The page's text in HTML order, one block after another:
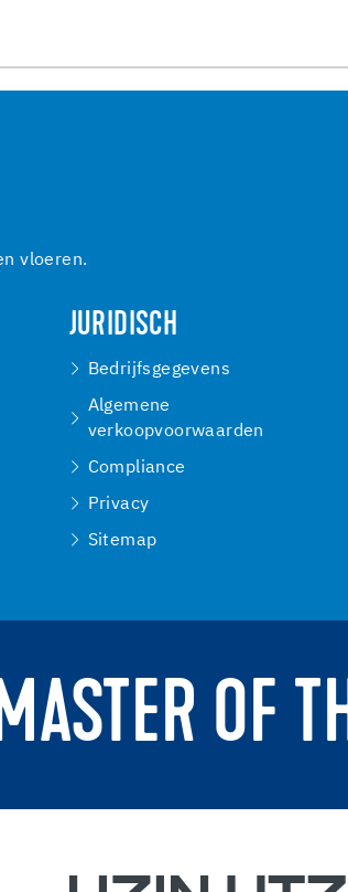
vloeren.
JURIDISCH
Bedrijfsgegevens
Algemene
verkoopvoorwaarden
Compliance
Privacy
Sitemap
OF